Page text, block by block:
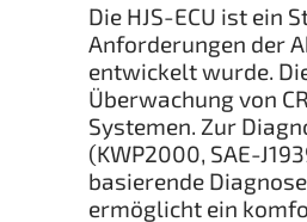
Die HJS-ECU ist ein
Anforderungen der
entwickelt wurde.
Überwachung von
Systemen. Zur
(KWP2000, SAE-
basierende
ermöglicht ein